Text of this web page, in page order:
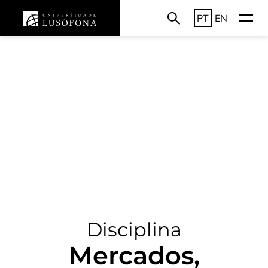
PT EN
Disciplina
Mercados,